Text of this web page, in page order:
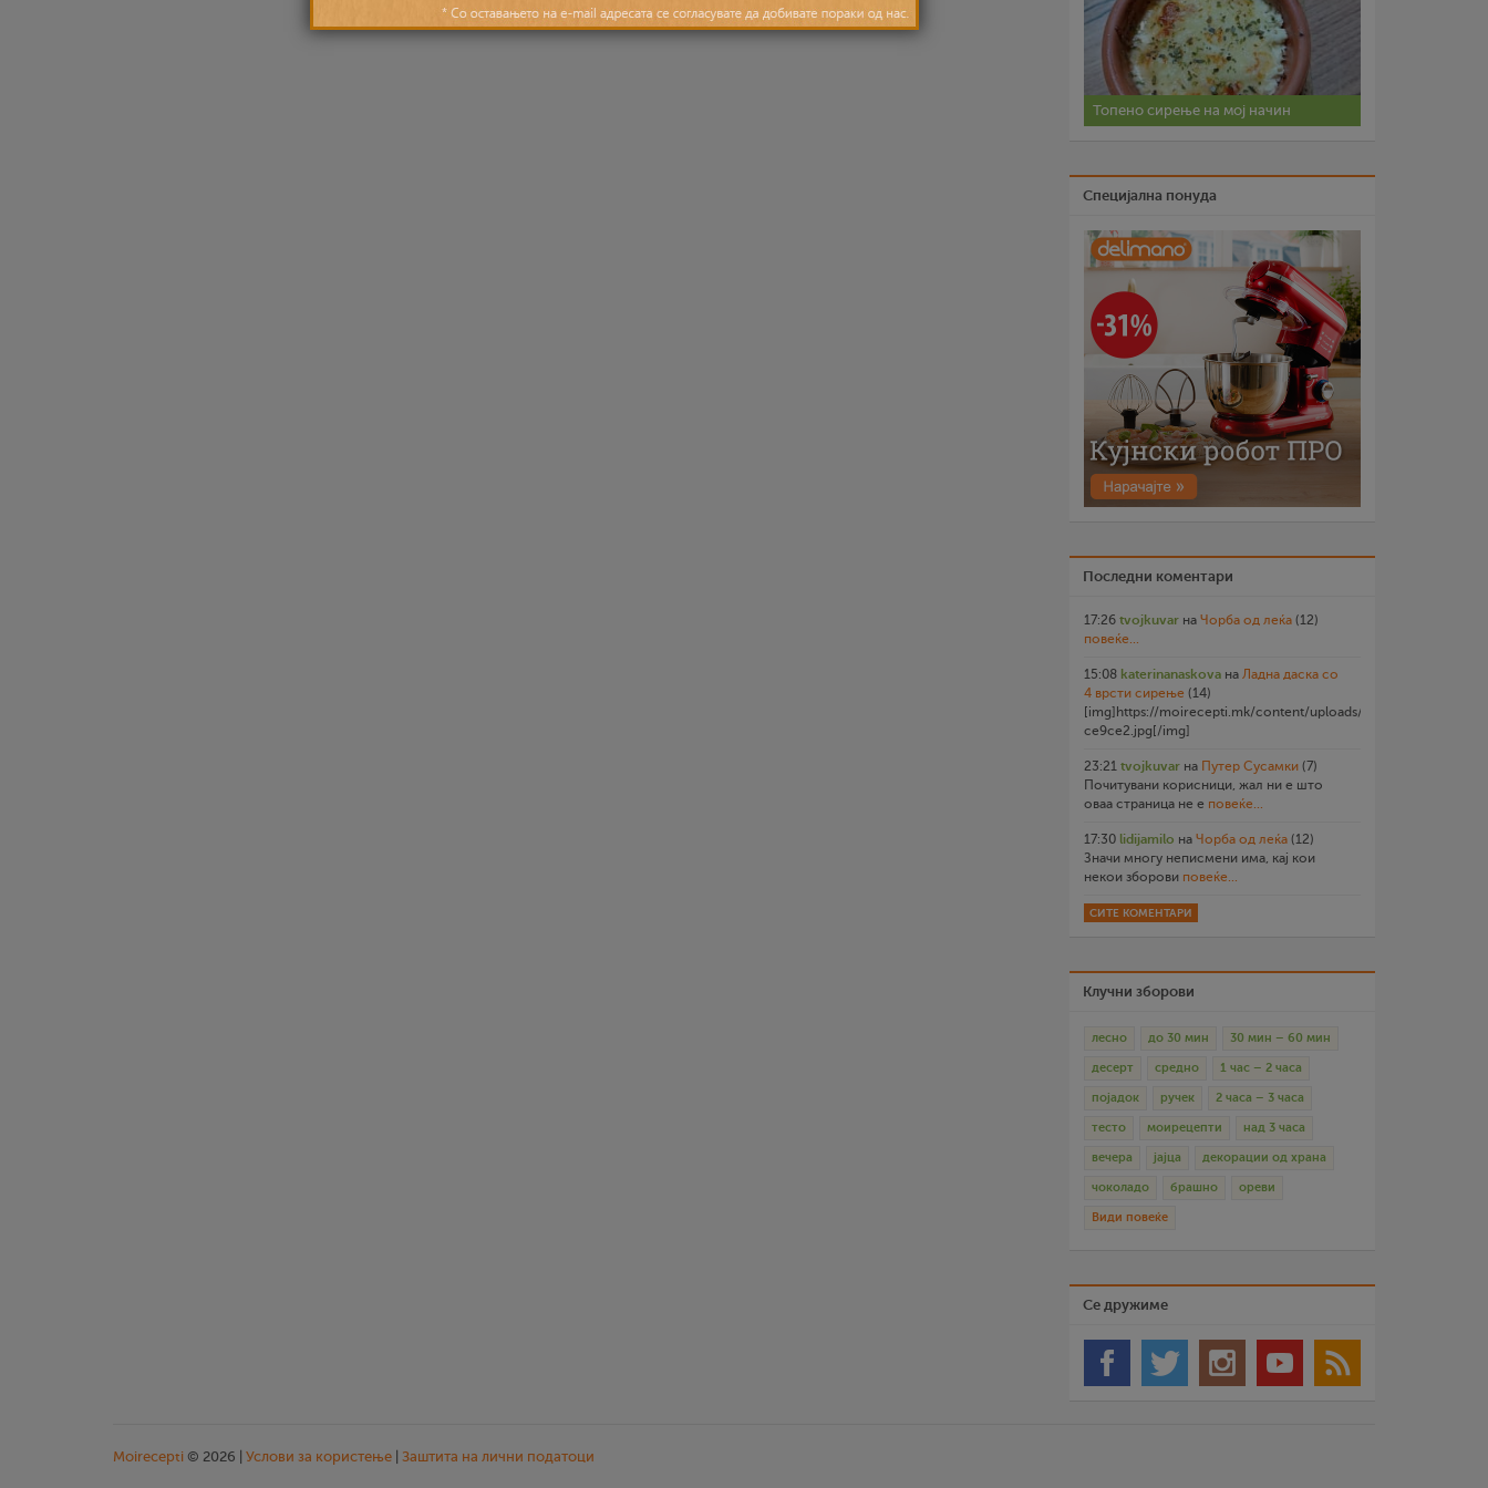
Топено сирење на мој начин
Специјална понуда
Последни коментари
17:26 tvojkuvar на Чорба од леќа (12)
повеќе...
15:08 katerinanaskova на Ладна даска со
4 врсти сирење (14)
[img]https://moirecepti.mk/content/uploads/2026/07/
ce9ce2.jpg[/img]
23:21 tvojkuvar на Путер Сусамки (7)
Почитувани корисници, жал ни е што
оваа страница не е повеќе...
17:30 lidijamilo на Чорба од леќа (12)
Значи многу неписмени има, кај кои
некои зборови повеќе...
СИТЕ КОМЕНТАРИ
Клучни зборови
лесно до 30 мин 30 мин – 60 мин
десерт средно 1 час – 2 часа
појадок ручек 2 часа – 3 часа
тесто моирецепти над 3 часа
вечера јајца декорации од храна
чоколадо брашно ореви
Види повеќе
Се дружиме
Moirecepti © 2026 | Услови за користење Заштита на лични податоци